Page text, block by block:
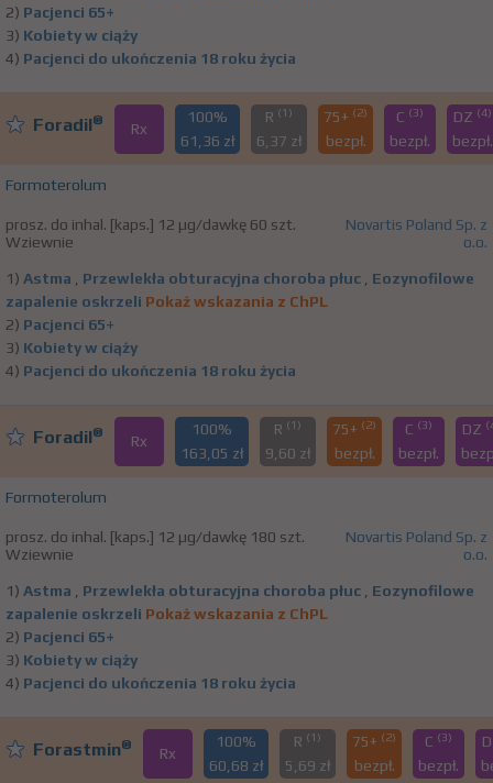
2) Pacjenci 65+
3) Kobiety w ciąży
4) Pacjenci do ukończenia 18 roku życia
Foradil® Rx
100%
61,36 zł
R (1)
6,37 zł
75+ (2)
bezpł.
C (3)
bezpł.
DZ (4)
bezpł.
Formoterolum
prosz. do inhal. [kaps.] 12 µg/dawkę 60 szt.
Wziewnie
Novartis Poland Sp. z
o.o.
1) Astma , Przewlekła obturacyjna choroba płuc , Eozynofilowe
zapalenie oskrzeli Pokaż wskazania z ChPL
2) Pacjenci 65+
3) Kobiety w ciąży
4) Pacjenci do ukończenia 18 roku życia
Foradil® Rx
100%
163,05 zł
R (1)
9,60 zł
75+ (2)
bezpł.
C (3)
bezpł.
DZ
Formoterolum
prosz. do inhal. [kaps.] 12 µg/dawkę 180 szt.
Wziewnie
Novartis Poland Sp. z
o.o.
1) Astma , Przewlekła obturacyjna choroba płuc , Eozynofilowe
zapalenie oskrzeli Pokaż wskazania z ChPL
2) Pacjenci 65+
3) Kobiety w ciąży
4) Pacjenci do ukończenia 18 roku życia
Forastmin® Rx
100%
60,68 zł
R (1)
5,69 zł
75+ (2)
bezpł.
C (3)
bezpł.